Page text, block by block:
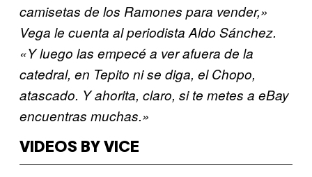
camisetas de los Ramones para vender,»
Vega le cuenta al periodista Aldo Sánchez.
«Y luego las empecé a ver afuera de la
catedral, en Tepito ni se diga, el Chopo,
atascado. Y ahorita, claro, si te metes a eBay
encuentras muchas.»
VIDEOS BY VICE